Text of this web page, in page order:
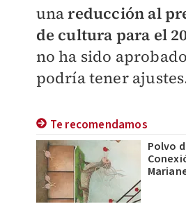
unareducción al
de cultura para el
no ha sido
podría tener
Te recomendamos
Polvo